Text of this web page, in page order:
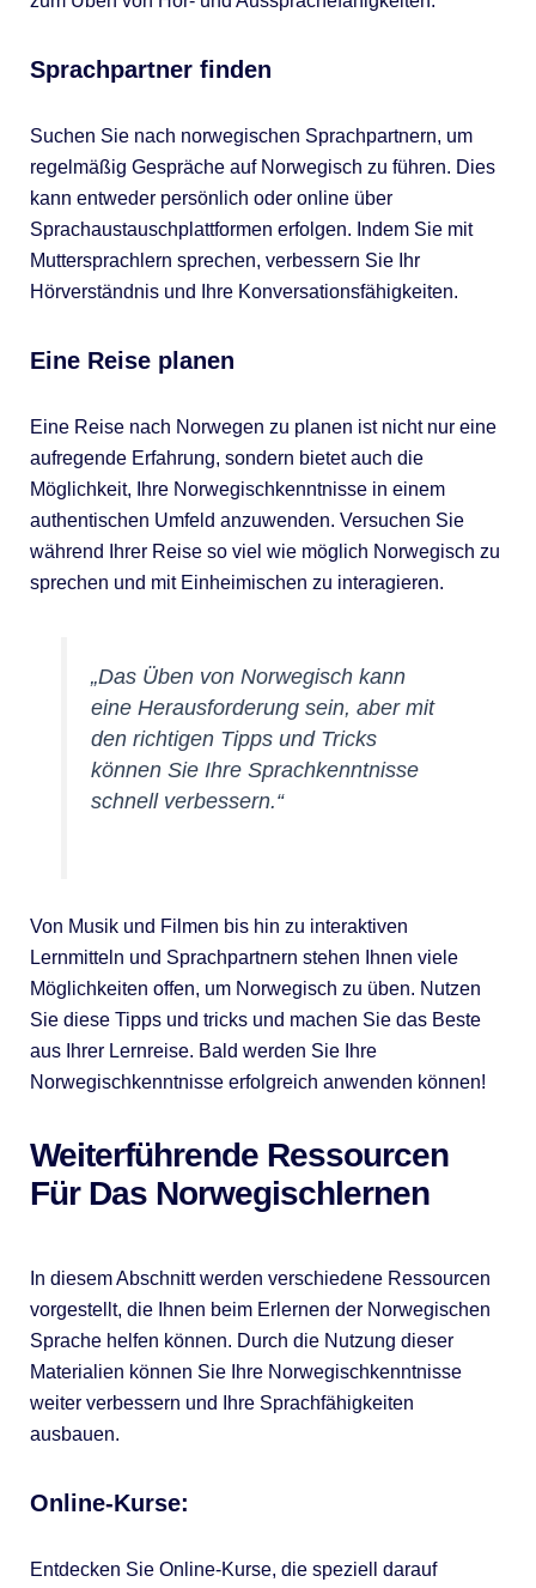
Sprachpartner finden
Suchen Sie nach norwegischen Sprachpartnern, um
regelmäßig Gespräche auf Norwegisch zu führen. Dies
kann entweder persönlich oder online über
Sprachaustauschplattformen erfolgen. Indem Sie mit
Muttersprachlern sprechen, verbessern Sie Ihr
Hörverständnis und Ihre Konversationsfähigkeiten.
Eine Reise planen
Eine Reise nach Norwegen zu planen ist nicht nur eine
aufregende Erfahrung, sondern bietet auch die
Möglichkeit, Ihre Norwegischkenntnisse in einem
authentischen Umfeld anzuwenden. Versuchen Sie
während Ihrer Reise so viel wie möglich Norwegisch zu
sprechen und mit Einheimischen zu interagieren.
„Das Üben von Norwegisch kann
eine Herausforderung sein, aber mit
den richtigen Tipps und Tricks
können Sie Ihre Sprachkenntnisse
schnell verbessern.“
Von Musik und Filmen bis hin zu interaktiven
Lernmitteln und Sprachpartnern stehen Ihnen viele
Möglichkeiten offen, um Norwegisch zu üben. Nutzen
Sie diese Tipps und tricks und machen Sie das Beste
aus Ihrer Lernreise. Bald werden Sie Ihre
Norwegischkenntnisse erfolgreich anwenden können!
Weiterführende Ressourcen
Für Das Norwegischlernen
In diesem Abschnitt werden verschiedene Ressourcen
vorgestellt, die Ihnen beim Erlernen der Norwegischen
Sprache helfen können. Durch die Nutzung dieser
Materialien können Sie Ihre Norwegischkenntnisse
weiter verbessern und Ihre Sprachfähigkeiten
ausbauen.
Online-Kurse:
Entdecken Sie Online-Kurse, die speziell darauf